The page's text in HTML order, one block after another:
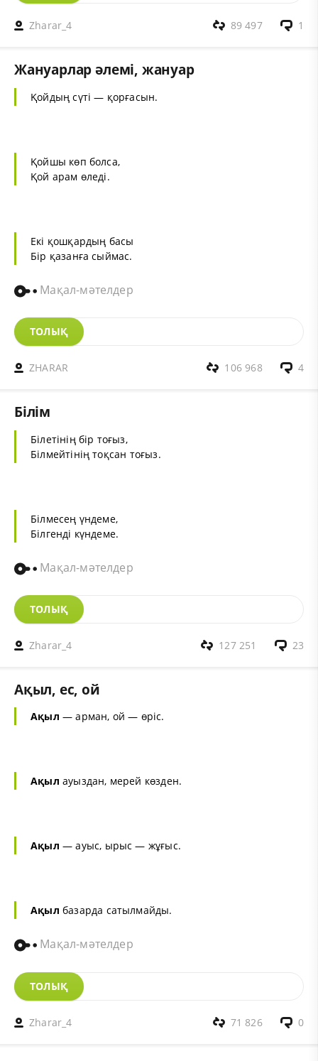
Zharar_4 1
89 497
Жануарлар әлемі, жануар
Қойдың сүті — қорғасын.
Қойшы көп болса,
Қой арам өледі.
Екі қошқардың басы
Бір қазанға сыймас.
Мақал-мәтелдер
ТОЛЫҚ
ZHARAR 4
106 968
Білім
Білетінің бір тоғыз,
Білмейтінің тоқсан тоғыз.
Білмесең үндеме,
Білгенді күндеме.
Мақал-мәтелдер
ТОЛЫҚ
Zharar_4 23
127 251
Ақыл, ес, ой
Ақыл — арман, ой — өріс.
Ақыл ауыздан, мерей көзден.
Ақыл — ауыс, ырыс — жұғыс.
Ақыл базарда сатылмайды.
Мақал-мәтелдер
ТОЛЫҚ
Zharar_4 0
71 826